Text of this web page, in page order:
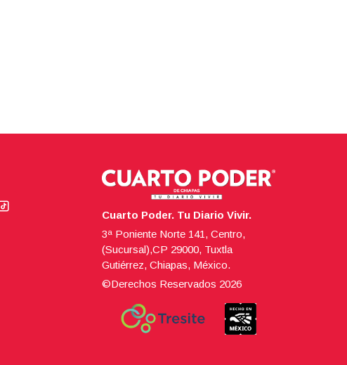
Cuarto Poder. Tu Diario Vivir.
3ª Poniente Norte 141, Centro,
(Sucursal),CP 29000, Tuxtla
Gutiérrez, Chiapas, México.
©Derechos Reservados 2026